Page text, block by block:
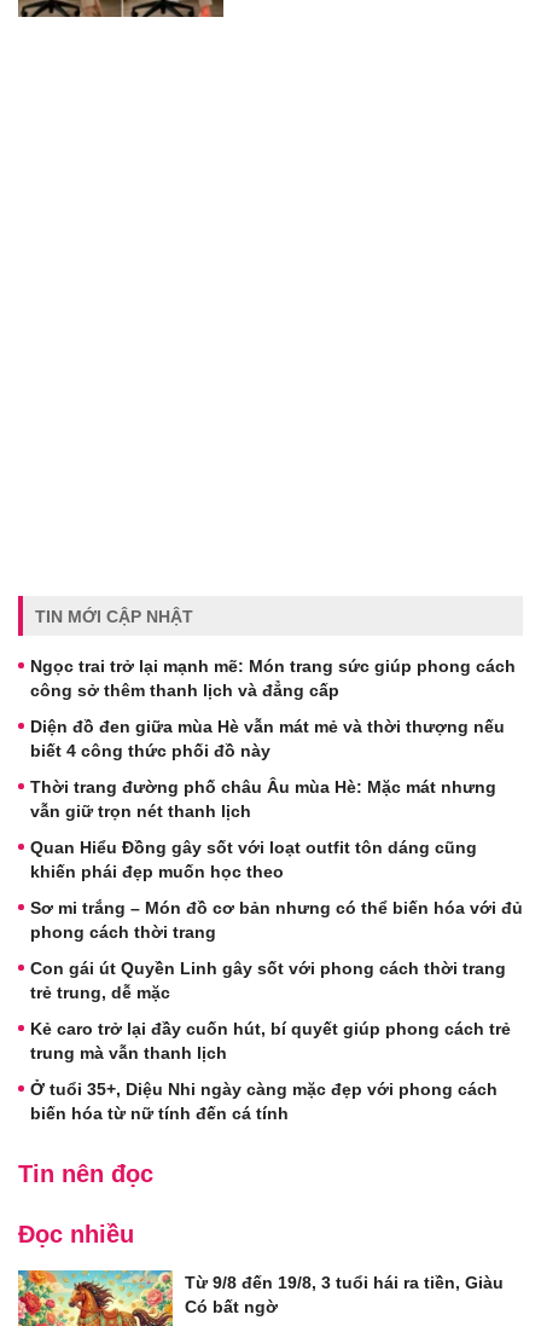
TIN MỚI CẬP NHẬT
Ngọc trai trở lại mạnh mẽ: Món trang sức giúp phong cách
công sở thêm thanh lịch và đẳng cấp
Diện đồ đen giữa mùa Hè vẫn mát mẻ và thời thượng nếu
biết 4 công thức phối đồ này
Thời trang đường phố châu Âu mùa Hè: Mặc mát nhưng
vẫn giữ trọn nét thanh lịch
Quan Hiểu Đồng gây sốt với loạt outfit tôn dáng cũng
khiến phái đẹp muốn học theo
Sơ mi trắng – Món đồ cơ bản nhưng có thể biến hóa với đủ
phong cách thời trang
Con gái út Quyền Linh gây sốt với phong cách thời trang
trẻ trung, dễ mặc
Kẻ caro trở lại đầy cuốn hút, bí quyết giúp phong cách trẻ
trung mà vẫn thanh lịch
Ở tuổi 35+, Diệu Nhi ngày càng mặc đẹp với phong cách
biến hóa từ nữ tính đến cá tính
Tin nên đọc
Đọc nhiều
Từ 9/8 đến 19/8, 3 tuổi hái ra tiền, Giàu
Có bất ngờ